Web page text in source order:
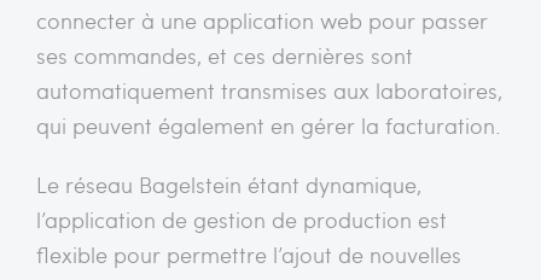
connecter à une application web pour passer
ses commandes, et ces dernières sont
automatiquement transmises aux laboratoires,
qui peuvent également en gérer la facturation.
Le réseau Bagelstein étant dynamique,
l’application de gestion de production est
flexible pour permettre l’ajout de nouvelles